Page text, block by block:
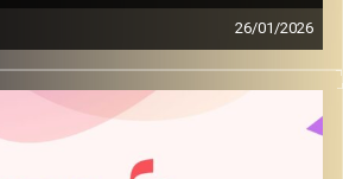
26/01/2026
מוזיקה רגועה לפתוח איתה את הבוקר
קרדיט תמונות:
AudioVersity